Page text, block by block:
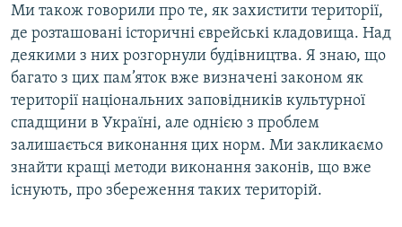
Ми також говорили про те, як захистити території,
де розташовані історичні єврейські кладовища. Над
деякими з них розгорнули будівництва. Я знаю, що
багато з цих пам’яток вже визначені законом як
території національних заповідників культурної
спадщини в Україні, але однією з проблем
залишається виконання цих норм. Ми закликаємо
знайти кращі методи виконання законів, що вже
існують, про збереження таких територій.